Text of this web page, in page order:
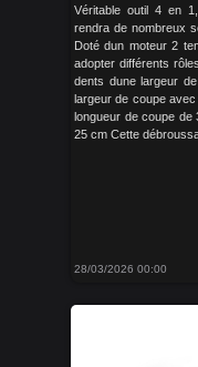
Véritable outil 4 en
rendra de nombreux
Doté dun moteur 2
adopter différents
dents dune largeur
largeur de coupe
longueur de coupe de
25 cm Cette
28/03/2026 00:00